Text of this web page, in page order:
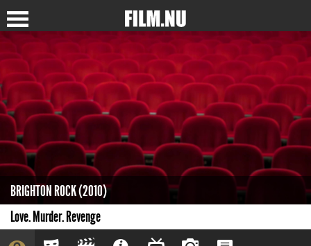
BRIGHTON ROCK (2010)
Love. Murder. Revenge